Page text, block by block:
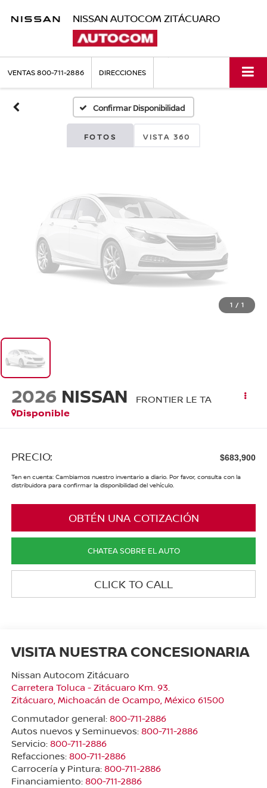
NISSAN AUTOCOM ZITÁCUARO
VENTAS800-711-2886 DIRECCIONES
Confirmar Disponibilidad
FOTOS VISTA 360
Fotos No
Disponibles
Por favor, revise luego
1 / 1
2026 NISSAN
FRONTIER LE TA
Disponible
PRECIO: $683,900
Ten en cuenta: Cambiamos nuestro inventario a diario. Por favor, consulta con la
distribuidora para confirmar la disponibilidad del vehículo.
OBTÉN UNA COTIZACIÓN
CHATEA SOBRE EL AUTO
CLICK TO CALL
VISITA NUESTRA CONCESIONARIA
Nissan Autocom Zitácuaro
Carretera Toluca - Zitácuaro Km. 93.
Zitácuaro, Michoacán de Ocampo, México 61500
Conmutador general: 800-711-2886
Autos nuevos y Seminuevos: 800-711-2886
Servicio: 800-711-2886
Refacciones: 800-711-2886
Carrocería y Pintura: 800-711-2886
Financiamiento: 800-711-2886